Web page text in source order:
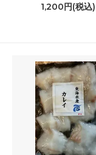
1,200円(税込)